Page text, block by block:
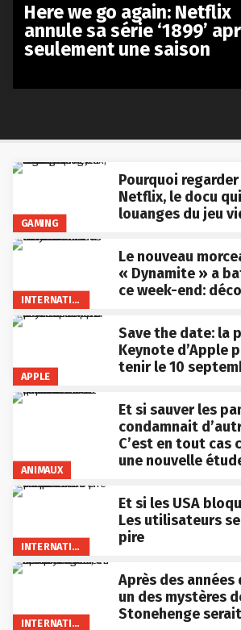
GAMING
Pourquoi
Netflix, le docu
louanges du jeu
INTERNATIONAL
Le nouveau
« Dynamite » a
ce week-end:
APPLE
Save the date: la
Keynote d’Apple
tenir le 10
ANIMAUX
Et si sauver les
condamnait
C’est en tout cas
une nouvelle
INTERNATIONAL
Et si les USA
Les utilisateurs
pire
INTERNATIONAL
Après des années
un des mystères
Stonehenge
Here we go again: Netflix
annule sa série ‘1899’
seulement une saison